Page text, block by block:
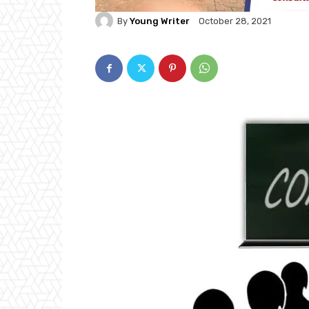
By Young Writer October 28, 2021